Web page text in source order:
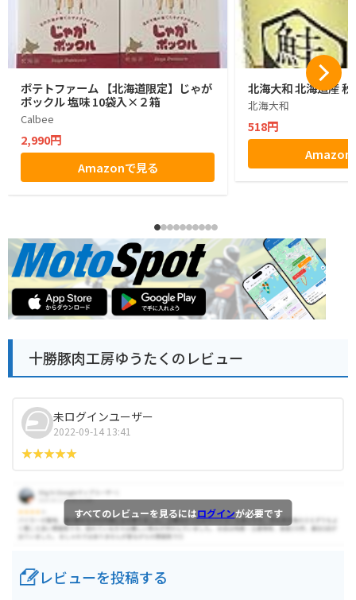
ポテトファーム 【北海道限定】じゃが
ポックル 塩味 10袋入×２箱
Calbee
2,990円
Amazonで見る
北海大和 北海道産
北海大和
518円
Amazon
十勝豚肉工房ゆうたくのレビュー
未ログインユーザー
2022-09-14 13:41
すべてのレビューを見るにはログインが必要です
レビューを投稿する